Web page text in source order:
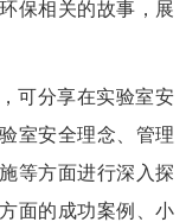
保相关的故事，展
可分享在实验室安
室安全理念、管理
等方面进行深入探
面的成功案例、小